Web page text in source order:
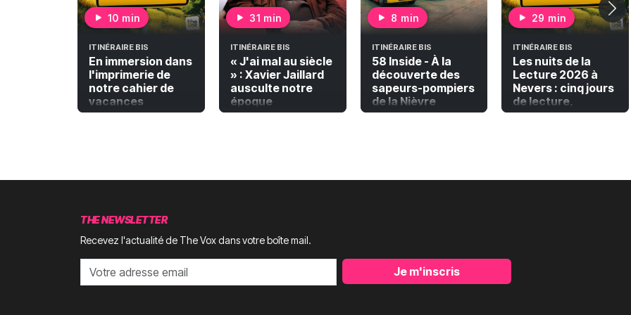
10 min
ITINÉRAIRE BIS
En immersion dans
l'imprimerie de
notre cahier de
vacances
31 min
ITINÉRAIRE BIS
« J'ai mal au siècle
» : Xavier Jaillard
ausculte notre
époque
8 min
ITINÉRAIRE BIS
58 Inside - À la
découverte des
sapeurs-pompiers
de la Nièvre
29 min
ITINÉRAIRE BIS
Les nuits de la
Lecture 2026 à
Nevers : cinq jours
de lecture,
musique et
THE NEWSLETTER
Recevez l'actualité de The Vox dans votre boîte mail.
Je m'inscris